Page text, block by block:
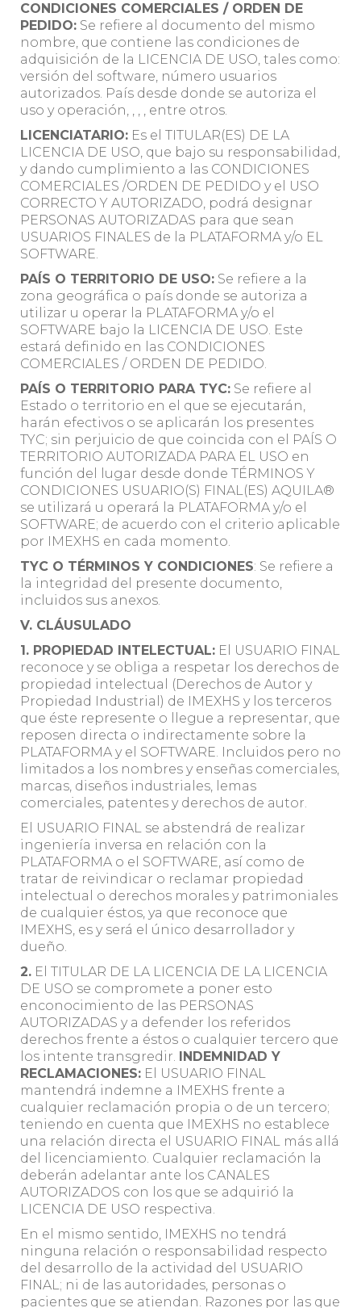
CONDICIONES COMERCIALES / ORDEN DE
PEDIDO: Se refiere al documento del mismo
nombre, que contiene las condiciones de
adquisición de la LICENCIA DE USO, tales como:
versión del software, número usuarios
autorizados. País desde donde se autoriza el
uso y operación, , , , entre otros.
LICENCIATARIO: Es el TITULAR(ES) DE LA
LICENCIA DE USO, que bajo su responsabilidad,
y dando cumplimiento a las CONDICIONES
COMERCIALES /ORDEN DE PEDIDO y el USO
CORRECTO Y AUTORIZADO, podrá designar
PERSONAS AUTORIZADAS para que sean
USUARIOS FINALES de la PLATAFORMA y/o EL
SOFTWARE.
PAÍS O TERRITORIO DE USO: Se refiere a la
zona geográfica o país donde se autoriza a
utilizar u operar la PLATAFORMA y/o el
SOFTWARE bajo la LICENCIA DE USO. Este
estará definido en las CONDICIONES
COMERCIALES / ORDEN DE PEDIDO.
PAÍS O TERRITORIO PARA TYC: Se refiere al
Estado o territorio en el que se ejecutarán,
harán efectivos o se aplicarán los presentes
TYC; sin perjuicio de que coincida con el PAÍS O
TERRITORIO AUTORIZADA PARA EL USO en
función del lugar desde donde TÉRMINOS Y
CONDICIONES USUARIO(S) FINAL(ES) AQUILA®
se utilizará u operará la PLATAFORMA y/o el
SOFTWARE; de acuerdo con el criterio aplicable
por IMEXHS en cada momento.
TYC O TÉRMINOS Y CONDICIONES: Se refiere a
la integridad del presente documento,
incluidos sus anexos.
V. CLÁUSULADO
1. PROPIEDAD INTELECTUAL: El USUARIO FINAL
reconoce y se obliga a respetar los derechos de
propiedad intelectual (Derechos de Autor y
Propiedad Industrial) de IMEXHS y los terceros
que éste represente o llegue a representar, que
reposen directa o indirectamente sobre la
PLATAFORMA y el SOFTWARE. Incluidos pero no
limitados a los nombres y enseñas comerciales,
marcas, diseños industriales, lemas
comerciales, patentes y derechos de autor.
El USUARIO FINAL se abstendrá de realizar
ingeniería inversa en relación con la
PLATAFORMA o el SOFTWARE, así como de
tratar de reivindicar o reclamar propiedad
intelectual o derechos morales y patrimoniales
de cualquier éstos, ya que reconoce que
IMEXHS, es y será el único desarrollador y
dueño.
2. El TITULAR DE LA LICENCIA DE LA LICENCIA
DE USO se compromete a poner esto
enconocimiento de las PERSONAS
AUTORIZADAS y a defender los referidos
derechos frente a éstos o cualquier tercero que
los intente transgredir. INDEMNIDAD Y
RECLAMACIONES: El USUARIO FINAL
mantendrá indemne a IMEXHS frente a
cualquier reclamación propia o de un tercero;
teniendo en cuenta que IMEXHS no establece
una relación directa el USUARIO FINAL más allá
del licenciamiento. Cualquier reclamación la
deberán adelantar ante los CANALES
AUTORIZADOS con los que se adquirió la
LICENCIA DE USO respectiva.
En el mismo sentido, IMEXHS no tendrá
ninguna relación o responsabilidad respecto
del desarrollo de la actividad del USUARIO
FINAL; ni de las autoridades, personas o
pacientes que se atiendan. Razones por las que